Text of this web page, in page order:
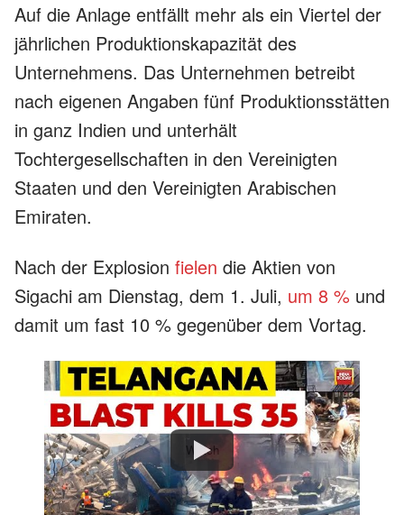
Auf die Anlage entfällt mehr als ein Viertel der
jährlichen Produktionskapazität des
Unternehmens. Das Unternehmen betreibt
nach eigenen Angaben fünf Produktionsstätten
in ganz Indien und unterhält
Tochtergesellschaften in den Vereinigten
Staaten und den Vereinigten Arabischen
Emiraten.
Nach der Explosion fielen die Aktien von
Sigachi am Dienstag, dem 1. Juli, um 8 % und
damit um fast 10 % gegenüber dem Vortag.
Watch